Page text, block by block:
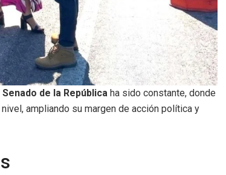
Senado de la República ha sido constante, donde
ampliando su margen de acción política y